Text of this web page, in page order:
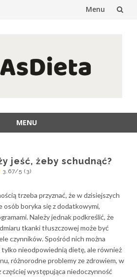
Menu
MENU
jeść, żeby schudnąć?
3.67/5 (3)
trzeba przyznać, że w dzisiejszych
osób boryka się z dodatkowymi,
Należy jednak podkreślić, że
tkanki tłuszczowej może być
czynników. Spośród nich można
nieodpowiednią dietę, ale również
różnorodne problemy ze zdrowiem, w
częściej występująca niedoczynność